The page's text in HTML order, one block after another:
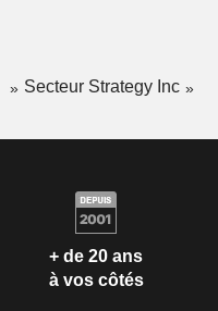
Secteur Strategy Inc
+ de 20 ans
à vos côtés